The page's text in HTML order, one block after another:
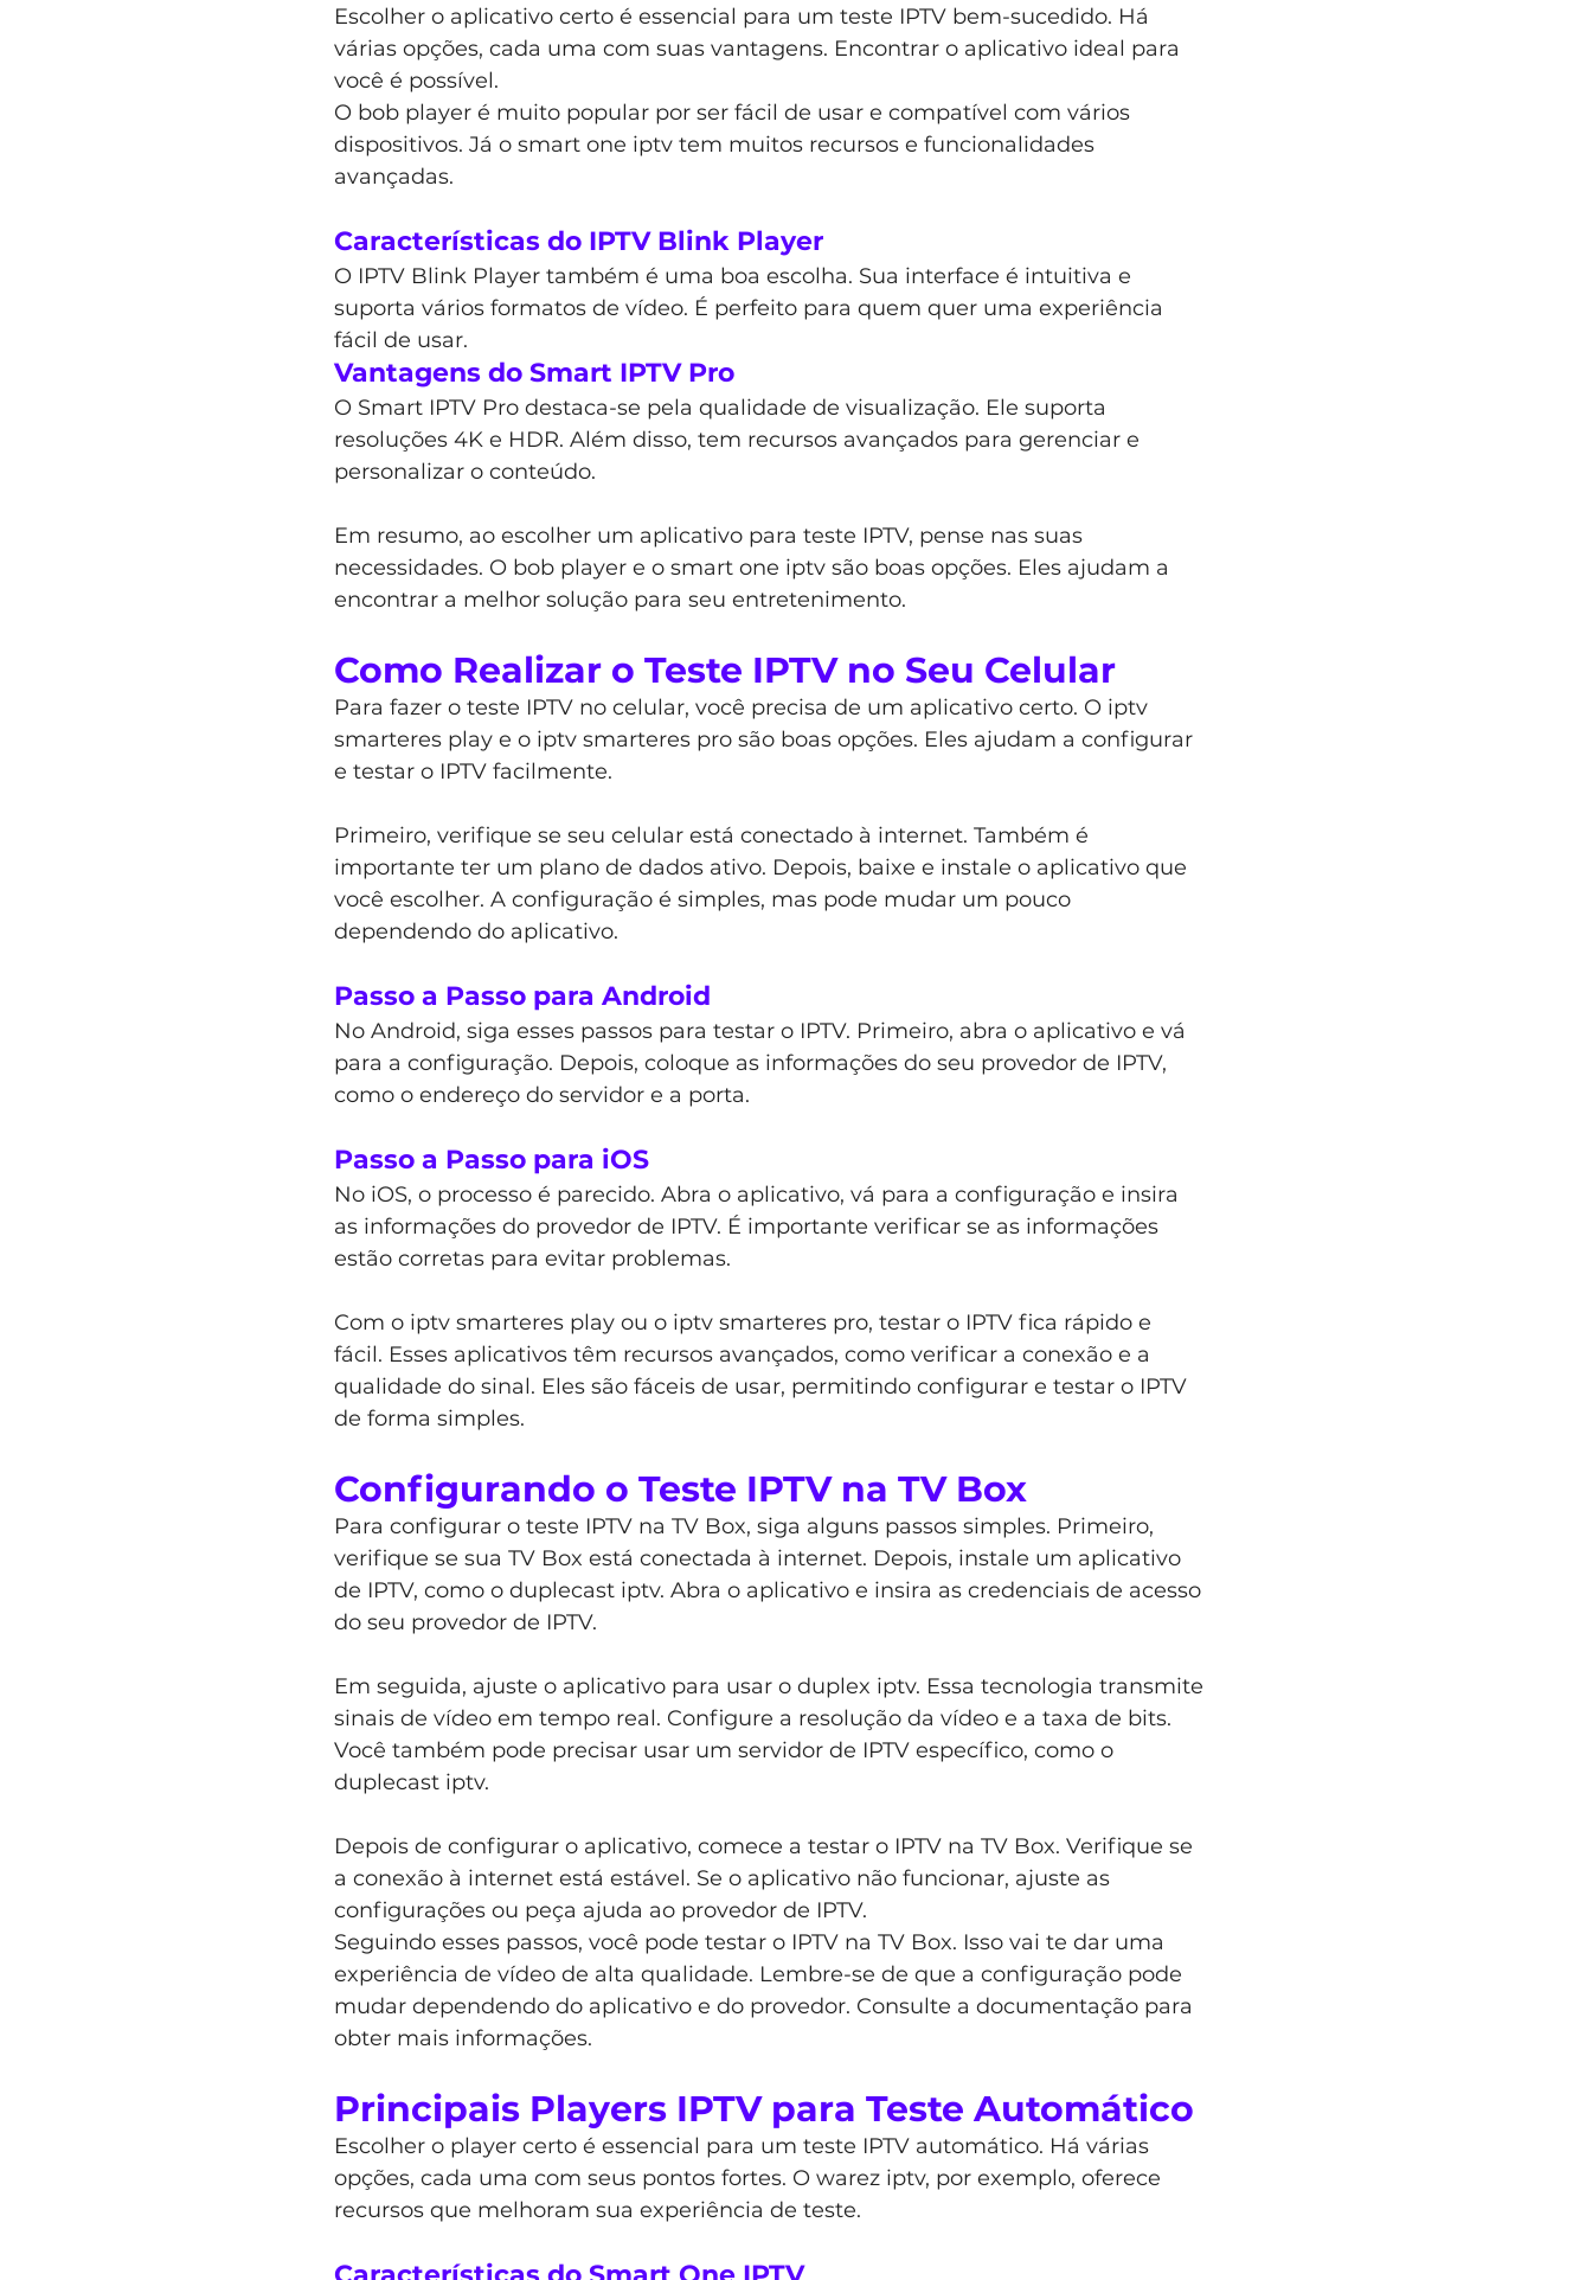
Escolher o aplicativo certo é essencial para um teste IPTV bem-sucedido. Há
várias opções, cada uma com suas vantagens. Encontrar o aplicativo ideal para
você é possível.
O bob player é muito popular por ser fácil de usar e compatível com vários
dispositivos. Já o smart one iptv tem muitos recursos e funcionalidades
avançadas.
Características do IPTV Blink Player
O IPTV Blink Player também é uma boa escolha. Sua interface é intuitiva e
suporta vários formatos de vídeo. É perfeito para quem quer uma experiência
fácil de usar.
Vantagens do Smart IPTV Pro
O Smart IPTV Pro destaca-se pela qualidade de visualização. Ele suporta
resoluções 4K e HDR. Além disso, tem recursos avançados para gerenciar e
personalizar o conteúdo.
Em resumo, ao escolher um aplicativo para teste IPTV, pense nas suas
necessidades. O bob player e o smart one iptv são boas opções. Eles ajudam a
encontrar a melhor solução para seu entretenimento.
Como Realizar o Teste IPTV no Seu Celular
Para fazer o teste IPTV no celular, você precisa de um aplicativo certo. O iptv
smarteres play e o iptv smarteres pro são boas opções. Eles ajudam a configurar
e testar o IPTV facilmente.
Primeiro, verifique se seu celular está conectado à internet. Também é
importante ter um plano de dados ativo. Depois, baixe e instale o aplicativo que
você escolher. A configuração é simples, mas pode mudar um pouco
dependendo do aplicativo.
Passo a Passo para Android
No Android, siga esses passos para testar o IPTV. Primeiro, abra o aplicativo e vá
para a configuração. Depois, coloque as informações do seu provedor de IPTV,
como o endereço do servidor e a porta.
Passo a Passo para iOS
No iOS, o processo é parecido. Abra o aplicativo, vá para a configuração e insira
as informações do provedor de IPTV. É importante verificar se as informações
estão corretas para evitar problemas.
Com o iptv smarteres play ou o iptv smarteres pro, testar o IPTV fica rápido e
fácil. Esses aplicativos têm recursos avançados, como verificar a conexão e a
qualidade do sinal. Eles são fáceis de usar, permitindo configurar e testar o IPTV
de forma simples.
Configurando o Teste IPTV na TV Box
Para configurar o teste IPTV na TV Box, siga alguns passos simples. Primeiro,
verifique se sua TV Box está conectada à internet. Depois, instale um aplicativo
de IPTV, como o duplecast iptv. Abra o aplicativo e insira as credenciais de acesso
do seu provedor de IPTV.
Em seguida, ajuste o aplicativo para usar o duplex iptv. Essa tecnologia transmite
sinais de vídeo em tempo real. Configure a resolução da vídeo e a taxa de bits.
Você também pode precisar usar um servidor de IPTV específico, como o
duplecast iptv.
Depois de configurar o aplicativo, comece a testar o IPTV na TV Box. Verifique se
a conexão à internet está estável. Se o aplicativo não funcionar, ajuste as
configurações ou peça ajuda ao provedor de IPTV.
Seguindo esses passos, você pode testar o IPTV na TV Box. Isso vai te dar uma
experiência de vídeo de alta qualidade. Lembre-se de que a configuração pode
mudar dependendo do aplicativo e do provedor. Consulte a documentação para
obter mais informações.
Principais Players IPTV para Teste Automático
Escolher o player certo é essencial para um teste IPTV automático. Há várias
opções, cada uma com seus pontos fortes. O warez iptv, por exemplo, oferece
recursos que melhoram sua experiência de teste.